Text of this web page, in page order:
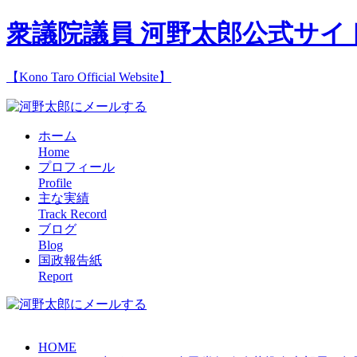
衆議院議員 河野太郎公式サイ
【Kono Taro Official Website】
ホーム
Home
プロフィール
Profile
主な実績
Track Record
ブログ
Blog
国政報告紙
Report
HOME